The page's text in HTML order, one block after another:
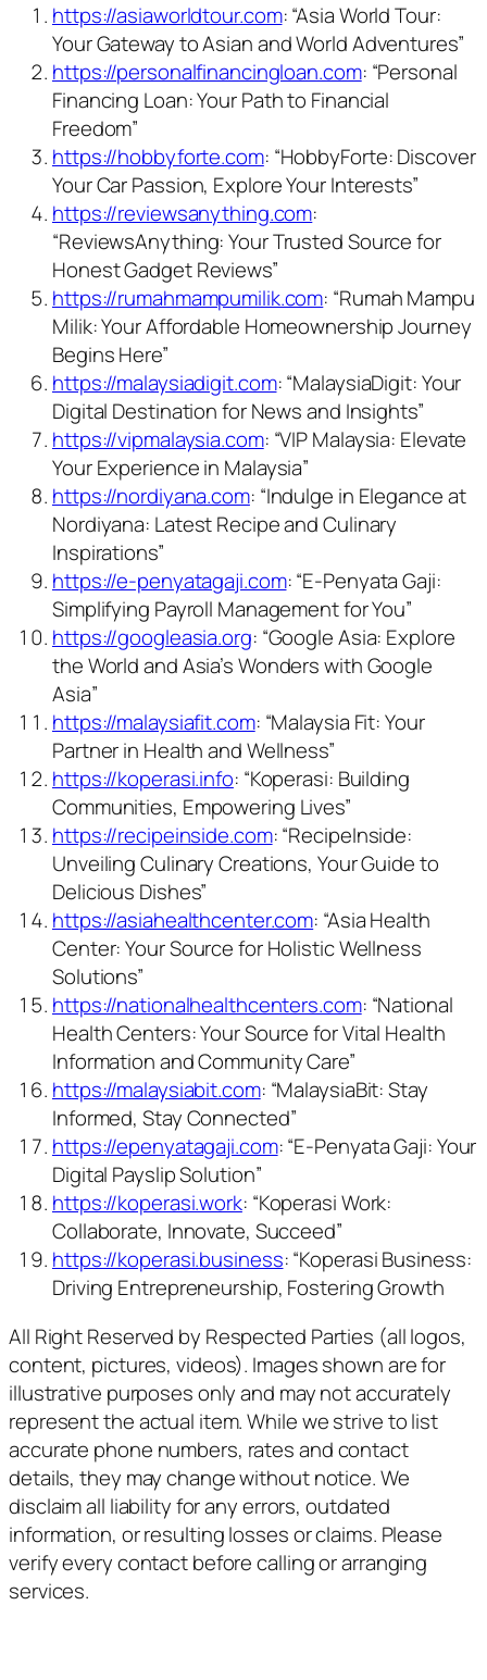
https://asiaworldtour.com: “Asia World Tour:
Your Gateway to Asian and World Adventures”
https://personalfinancingloan.com: “Personal
Financing Loan: Your Path to Financial
Freedom”
https://hobbyforte.com: “HobbyForte: Discover
Your Car Passion, Explore Your Interests”
https://reviewsanything.com:
“ReviewsAnything: Your Trusted Source for
Honest Gadget Reviews”
https://rumahmampumilik.com: “Rumah Mampu
Milik: Your Affordable Homeownership Journey
Begins Here”
https://malaysiadigit.com: “MalaysiaDigit: Your
Digital Destination for News and Insights”
https://vipmalaysia.com: “VIP Malaysia: Elevate
Your Experience in Malaysia”
https://nordiyana.com: “Indulge in Elegance at
Nordiyana: Latest Recipe and Culinary
Inspirations”
https://e-penyatagaji.com: “E-Penyata Gaji:
Simplifying Payroll Management for You”
https://googleasia.org: “Google Asia: Explore
the World and Asia’s Wonders with Google
Asia”
https://malaysiafit.com: “Malaysia Fit: Your
Partner in Health and Wellness”
https://koperasi.info: “Koperasi: Building
Communities, Empowering Lives”
https://recipeinside.com: “RecipeInside:
Unveiling Culinary Creations, Your Guide to
Delicious Dishes”
https://asiahealthcenter.com: “Asia Health
Center: Your Source for Holistic Wellness
Solutions”
https://nationalhealthcenters.com: “National
Health Centers: Your Source for Vital Health
Information and Community Care”
https://malaysiabit.com: “MalaysiaBit: Stay
Informed, Stay Connected”
https://epenyatagaji.com: “E-Penyata Gaji: Your
Digital Payslip Solution”
https://koperasi.work: “Koperasi Work:
Collaborate, Innovate, Succeed”
https://koperasi.business: “Koperasi Business:
Driving Entrepreneurship, Fostering Growth
All Right Reserved by Respected Parties (all logos,
content, pictures, videos). Images shown are for
illustrative purposes only and may not accurately
represent the actual item. While we strive to list
accurate phone numbers, rates and contact
details, they may change without notice. We
disclaim all liability for any errors, outdated
information, or resulting losses or claims. Please
verify every contact before calling or arranging
services.